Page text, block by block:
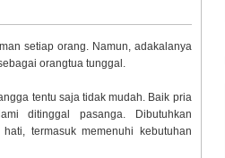
setiap orang. Namun, adakalanya
orangtua tunggal.
tentu saja tidak mudah. Baik pria
ditinggal pasanga. Dibutuhkan
termasuk memenuhi kebutuhan